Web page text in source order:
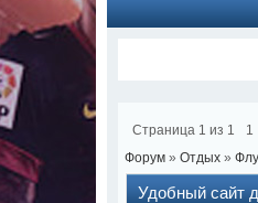
Страница 1 из 1
1
Форум » Отдых »
Удобный сайт